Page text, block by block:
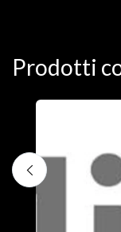
Prodotti